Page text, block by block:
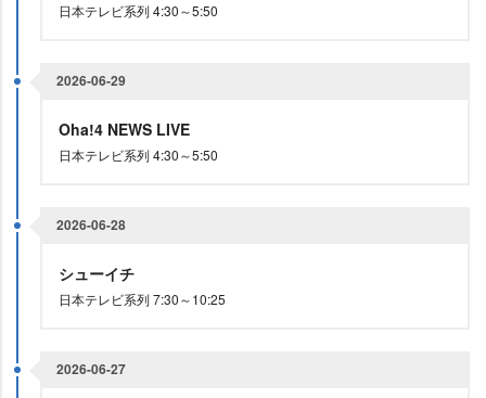
日本テレビ系列 4:30～5:50
2026-06-29
Oha!4 NEWS LIVE
日本テレビ系列 4:30～5:50
2026-06-28
シューイチ
日本テレビ系列 7:30～10:25
2026-06-27